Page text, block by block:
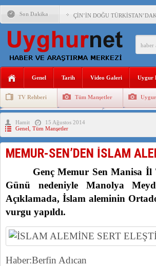
Son Dakika ÇİN’İN DOĞU
DİYANET AKADEMİSİ
ÇİN’İN UYGUR
MHP’DEN URUMÇİ KATLİAMI
İŞGALCİ ÇİN’DEN “FETİHLER
SAADET PARTİSİ İLÇE
İŞGALCİ ÇİN,DOĞU
Genel Tarih Video Galeri Uygur
TV Rehberi Tüm Manşetler
Uygurlarda Düğün ve Cenaze
Hamit
15 Ağustos 2014
Genel Tüm Manşetler
MEMUR-SEN’DEN İSLAM
Genç Memur Sen Manisa İl
Günü nedeniyle Manolya
Açıklamada, İslam aleminin
vurgu yapıldı.
Haber:Berfin Adıcan